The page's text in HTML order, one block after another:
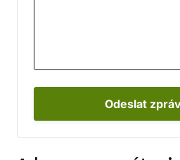
Odeslat